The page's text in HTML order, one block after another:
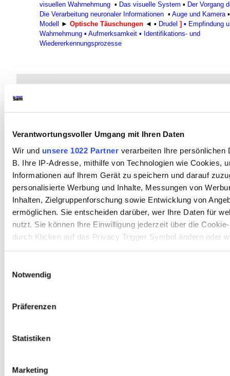
Verantwortungsvoller Umgang mit Ihren Daten
Wir und unsere 1022 Partnerverarbeiten Ihre persönlichen
B. Ihre IP-Adresse, mithilfe von Technologien wie Cookies,
Informationen auf Ihrem Gerät zu speichern und darauf
personalisierte Werbung und Inhalte, Messungen von
Inhalten, Zielgruppenforschung sowie Entwicklung von
ermöglichen. Sie entscheiden darüber, wer Ihre Daten für
nutzt. Sie können Ihre Einwilligung jederzeit über die
durch Klicken auf das Privacy Trigger Symbol ändern oder
Informationen über Ihre geografische Lage erfassen,
(Fingerprinting) identifizieren
und legen Sie Ihre Präferenzen im
Funktionen für soziale Medien anbieten zu können und die
Notwendig
Präferenzen
Statistiken
Marketing
visuellen Wahrnehmung ▪ Das visuelle System ▪ Der Vorgang
Die Verarbeitung neuronaler Informationen ▪ Auge und Kamera
Modell
► Optische Täuschungen ◄ ▪ Drudel ] ▪ Empfindung
Wahrnehmung ▪ Aufmerksamkeit ▪ Identifikations- und
Wiedererkennungsprozesse
Wahrnehmungkönnen Sie sich mit
genanntenoptischen
(Wahrnehmungstäuschungen)
Überblick
Kippbilder
Überblick
Rubin'sche Vase